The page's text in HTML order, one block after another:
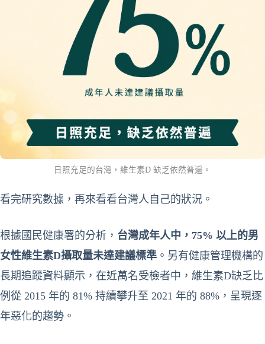
日照充足的台灣，維生素D 缺乏依然普遍。
看完研究數據，再來看看台灣人自己的狀況。
根據國民健康署的分析， 台灣成年人中，75% 以上的男
女性維生素D攝取量未達建議標準 。另有健康管理機構的
長期追蹤資料顯示，在近萬名受檢者中，維生素D缺乏比
例從 2015 年的 81% 持續攀升至 2021 年的 88%，呈現逐
年惡化的趨勢。